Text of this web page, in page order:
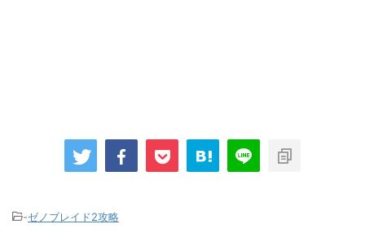
-ゼノブレイド2攻略